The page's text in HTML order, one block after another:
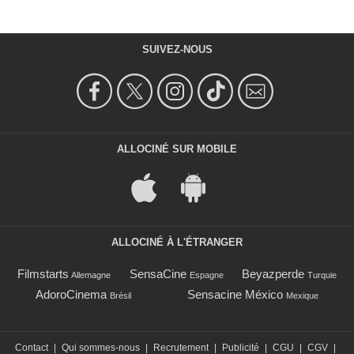
SUIVEZ-NOUS
ALLOCINÉ SUR MOBILE
ALLOCINÉ À L'ÉTRANGER
Filmstarts Allemagne SensaCine Espagne Beyazperde Turquie
AdoroCinema Brésil Sensacine México Mexique
Contact Qui sommes-nous Recrutement Publicité CGU CGV